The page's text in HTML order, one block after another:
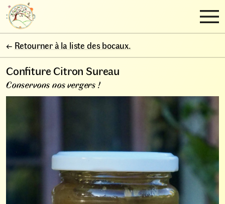
← Retourner à la liste des bocaux.
Confiture Citron Sureau
Conservons nos vergers !